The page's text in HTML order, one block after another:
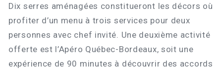
Dix serres aménagées constitueront les décors où
profiter d’un menu à trois services pour deux
personnes avec chef invité. Une deuxième activité
offerte est l’Apéro Québec-Bordeaux, soit une
expérience de 90 minutes à découvrir des accords